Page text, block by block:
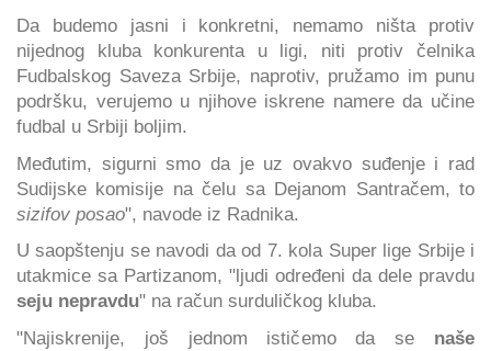
Da budemo jasni i konkretni, nemamo ništa protiv
nijednog kluba konkurenta u ligi, niti protiv čelnika
Fudbalskog Saveza Srbije, naprotiv, pružamo im punu
podršku, verujemo u njihove iskrene namere da učine
fudbal u Srbiji boljim.
Međutim, sigurni smo da je uz ovakvo suđenje i rad
Sudijske komisije na čelu sa Dejanom Santračem, to
sizifov posao", navode iz Radnika.
U saopštenju se navodi da od 7. kola Super lige Srbije i
utakmice sa Partizanom, "ljudi određeni da dele pravdu
seju nepravdu" na račun surduličkog kluba.
"Najiskrenije, još jednom ističemo da se naše